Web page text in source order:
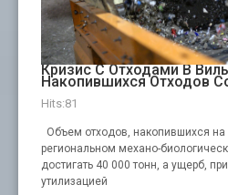
Кризис С Отходами В
Накопившихся Отходов
Hits:81
Объем отходов, накопившихся
региональном механо-
достигать 40 000 тонн, а ущерб,
утилизацией